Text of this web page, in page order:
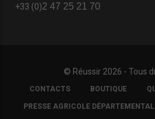
+33 (0)2 47 25 21 70
© Réussir 2026 - Tous
FOOTER
COPYRIGHT
CONTACTS BOUTIQUE
PRESSE AGRICOLE